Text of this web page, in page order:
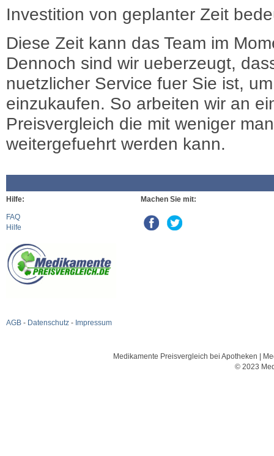
Investition von geplanter Zeit
Diese Zeit kann das Team im
Dennoch sind wir ueberzeugt,
nuetzlicher Service fuer Sie ist,
einzukaufen. So arbeiten wir an
Preisvergleich die mit weniger
weitergefuehrt werden kann.
Hilfe:
FAQ
Hilfe
AGB - Datenschutz - Impressum
Machen Sie mit:
Medikamente Preisvergleich bei Apotheken |
© 2023